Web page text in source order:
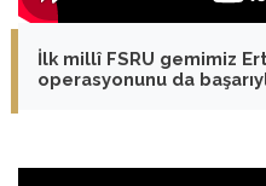
İlk millî FSRU gemimiz
operasyonunu da